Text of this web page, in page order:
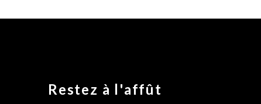
Restez à l'affût